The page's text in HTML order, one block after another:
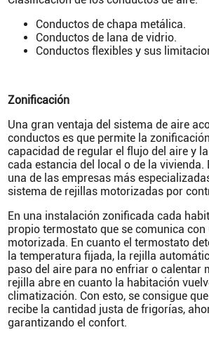
Conductos de chapa metálica.
Conductos de lana de vidrio.
Conductos flexibles y sus
Zonificación
Una gran ventaja del sistema de aire
conductos es que permite la
capacidad de regular el flujo del aire y
cada estancia del local o de la vivienda.
una de las empresas más
sistema de rejillas motorizadas por
En una instalación zonificada cada
propio termostato que se comunica con
motorizada. En cuanto el termostato
la temperatura fijada, la rejilla
paso del aire para no enfriar o calentar
rejilla abre en cuanto la habitación
climatización. Con esto, se consigue
recibe la cantidad justa de frigorías,
garantizando el confort.